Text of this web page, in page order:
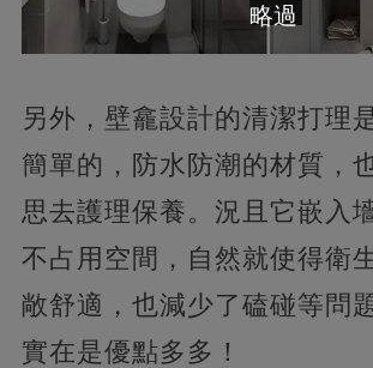
另外，壁龕設計的清潔打理
簡單的，防水防潮的材質，
思去護理保養。況且它嵌入
不占用空間，自然就使得衛
敞舒適，也減少了磕碰等問
實在是優點多多！
略過